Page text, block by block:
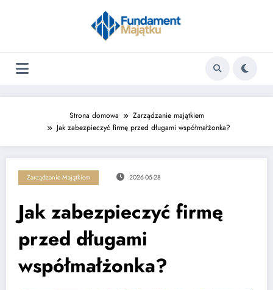
Strona domowa
Zarządzanie majątkiem
Jak zabezpieczyć firmę przed długami współmałżonka?
Zarządzanie Majątkiem 2026-05-28
Jak zabezpieczyć firmę
przed długami
współmałżonka?